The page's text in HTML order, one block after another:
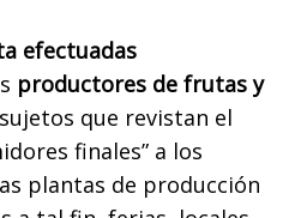
efectuadas
productores de frutas y
que revistan el
finales” a los
plantas de producción